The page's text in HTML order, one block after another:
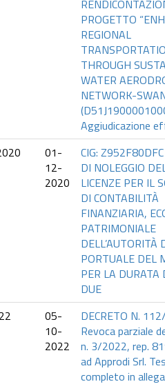
PROGETTO
REGIONAL
THROUGH
WATER
NETWORK-
Aggiudicazione
01-
12-
2020
CIG:
DI NOLEGGIO
LICENZE PER IL
DI CONTABILITÀ
FINANZIARIA,
PATRIMONIALE
DELL’AUTORITÀ
PORTUALE DEL
PER LA DURATA
DUE
05-
10-
2022
DECRETO N.
Revoca parziale
n. 3/2022, rep.
ad Approdi Srl.
completo in